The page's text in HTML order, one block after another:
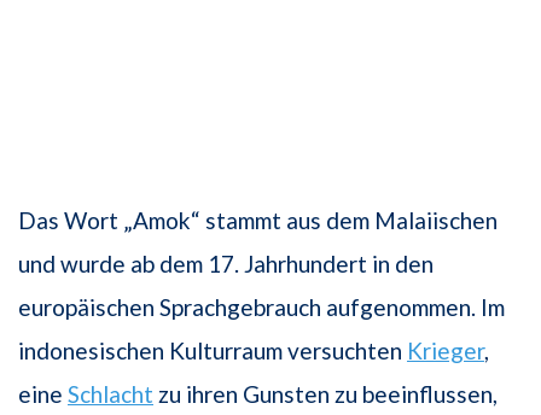
Das Wort „Amok“ stammt aus dem Malaiischen
und wurde ab dem 17. Jahrhundert in den
europäischen Sprachgebrauch aufgenommen. Im
indonesischen Kulturraum versuchten Krieger,
eine Schlacht zu ihren Gunsten zu beeinflussen,